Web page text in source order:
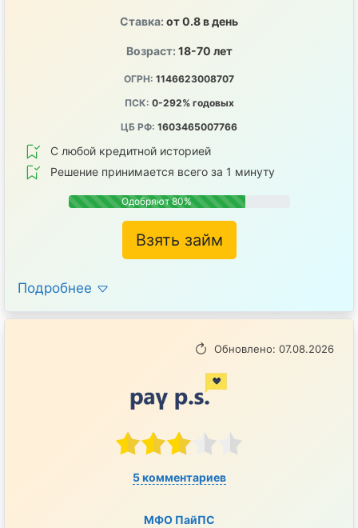
Ставка: от 0.8 в день
Возраст: 18-70 лет
ОГРН: 1146623008707
ПСК: 0-292% годовых
ЦБ РФ: 1603465007766
С любой кредитной историей
Решение принимается всего за 1 минуту
Одобряют 80%
Взять займ
Подробнее
Обновлено: 07.08.2026
5 комментариев
МФО ПайПС